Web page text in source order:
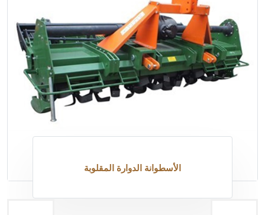
الأسطوانة الدوارة المقلوبة